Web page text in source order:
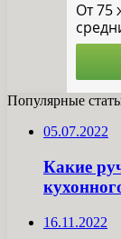
Популярные
05.07.2022
Какие
16.11.2022